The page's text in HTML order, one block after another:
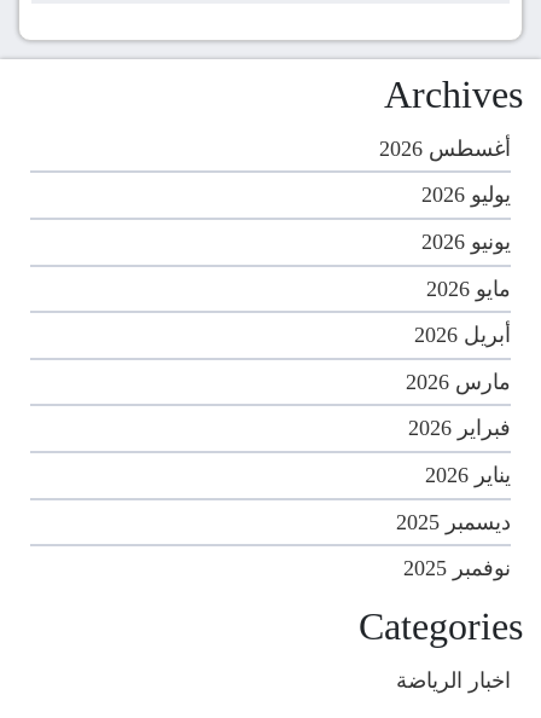
Archives
أغسطس 2026
يوليو 2026
يونيو 2026
مايو 2026
أبريل 2026
مارس 2026
فبراير 2026
يناير 2026
ديسمبر 2025
نوفمبر 2025
Categories
اخبار الرياضة